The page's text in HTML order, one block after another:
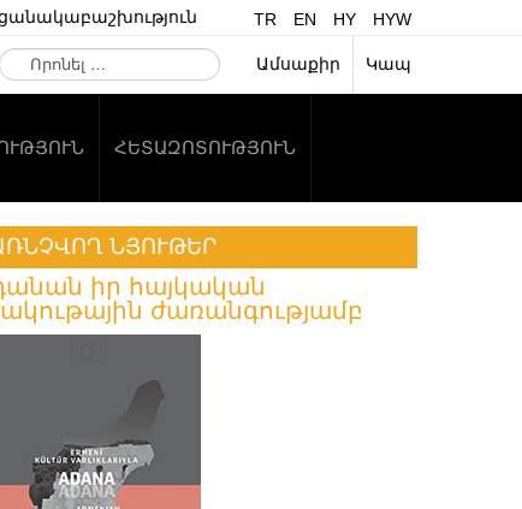
TR EN HY
HYW
Որոնել
…
Ամսաքիր Կապ
ՀԵՏԱԶՈՏՈՒԹՅՈՒՆ
ՆՅՈՒԹԵՐ
իր հայկական
ժառանգությամբ